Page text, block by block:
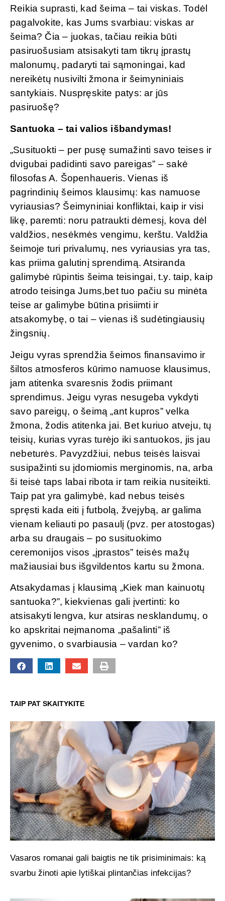
Reikia suprasti, kad šeima – tai viskas. Todėl
pagalvokite, kas Jums svarbiau: viskas ar
šeima? Čia – juokas, tačiau reikia būti
pasiruošusiam atsisakyti tam tikrų įprastų
malonumų, padaryti tai sąmoningai, kad
nereikėtų nusivilti žmona ir šeimyniniais
santykiais. Nuspręskite patys: ar jūs
pasiruošę?
Santuoka – tai valios išbandymas!
„Susituokti – per pusę sumažinti savo teises ir
dvigubai padidinti savo pareigas” – sakė
filosofas A. Šopenhaueris. Vienas iš
pagrindinių šeimos klausimų: kas namuose
vyriausias? Šeimyniniai konfliktai, kaip ir visi
likę, paremti: noru patraukti dėmesį, kova dėl
valdžios, nesėkmės vengimu, kerštu. Valdžia
šeimoje turi privalumų, nes vyriausias yra tas,
kas priima galutinį sprendimą. Atsiranda
galimybė rūpintis šeima teisingai, t.y. taip, kaip
atrodo teisinga Jums,bet tuo pačiu su minėta
teise ar galimybe būtina prisiimti ir
atsakomybę, o tai – vienas iš sudėtingiausių
žingsnių.
Jeigu vyras sprendžia šeimos finansavimo ir
šiltos atmosferos kūrimo namuose klausimus,
jam atitenka svaresnis žodis priimant
sprendimus. Jeigu vyras nesugeba vykdyti
savo pareigų, o šeimą „ant kupros” velka
žmona, žodis atitenka jai. Bet kuriuo atveju, tų
teisių, kurias vyras turėjo iki santuokos, jis jau
nebeturės. Pavyzdžiui, nebus teisės laisvai
susipažinti su įdomiomis merginomis, na, arba
ši teisė taps labai ribota ir tam reikia nusiteikti.
Taip pat yra galimybė, kad nebus teisės
spręsti kada eiti į futbolą, žvejybą, ar galima
vienam keliauti po pasaulį (pvz. per atostogas)
arba su draugais – po susituokimo
ceremonijos visos „įprastos” teisės mažų
mažiausiai bus išgvildentos kartu su žmona.
Atsakydamas į klausimą „Kiek man kainuotų
santuoka?”, kiekvienas gali įvertinti: ko
atsisakyti lengva, kur atsiras nesklandumų, o
ko apskritai neįmanoma „pašalinti” iš
gyvenimo, o svarbiausia – vardan ko?
TAIP PAT SKAITYKITE
Vasaros romanai gali baigtis ne tik prisiminimais: ką
svarbu žinoti apie lytiškai plintančias infekcijas?